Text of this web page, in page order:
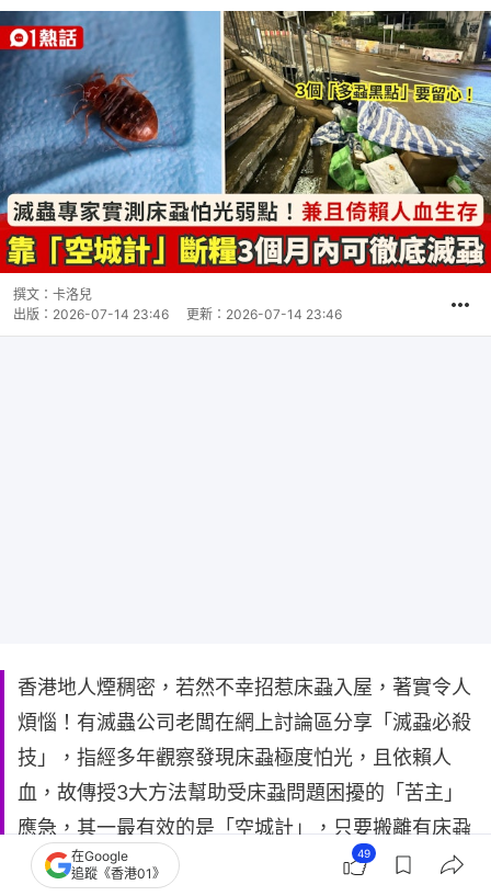
撰文： 卡洛兒
出版： 2026-07-14 23:46 更新： 2026-07-14 23:46
香港地人煙稠密，若然不幸招惹床蝨入屋，著實令人
煩惱！有滅蟲公司老闆在網上討論區分享「滅蝨必殺
技」，指經多年觀察發現床蝨極度怕光，且依賴人
血，故傳授3大方法幫助受床蝨問題困擾的「苦主」
應急，其一最有效的是「空城計」，只要搬離有床蝨
地方，令牠們徹底「斷糧」，3個月內即可完全解決
在Google
追蹤《香港01》
49